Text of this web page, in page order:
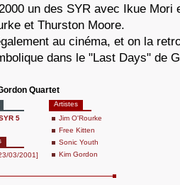
un des SYR avec Ikue
et Thurston Moore.
au cinéma, et on la
dans le "Last Days" de
Quartet
5
03/2001]
Artistes
Jim O'Rourke
Free Kitten
Sonic Youth
Kim Gordon